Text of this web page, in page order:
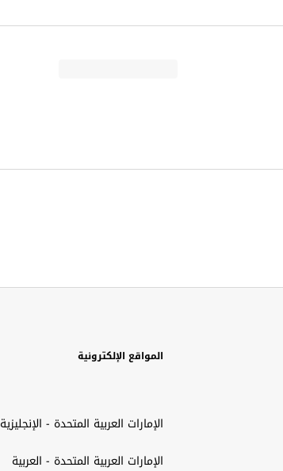
المواقع الإلكترونية
الإمارات العربية المتحدة - الإنجليزية
الإمارات العربية المتحدة - العربية